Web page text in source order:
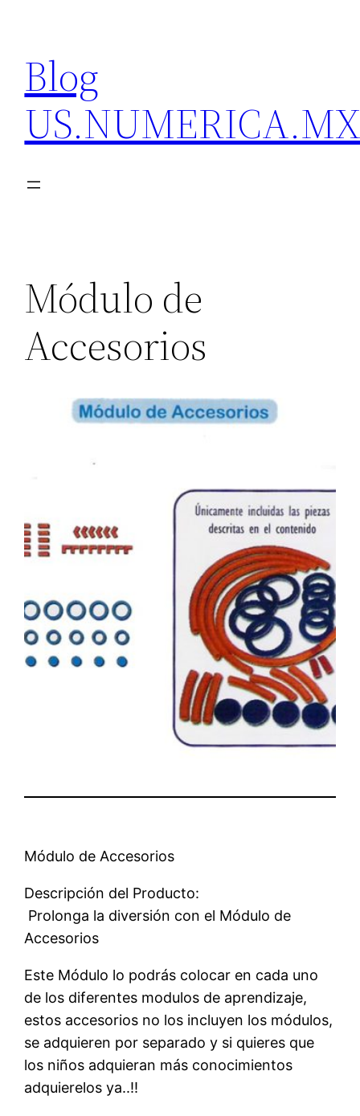
content
Blog
Módulo de
Accesorios
Módulo de Accesorios
Descripción del Producto:
 Prolonga la diversión con el Módulo de
Accesorios
Este Módulo lo podrás colocar en cada uno
de los diferentes modulos de aprendizaje,
estos accesorios no los incluyen los módulos,
se adquieren por separado y si quieres que
los niños adquieran más conocimientos
adquierelos ya..!!